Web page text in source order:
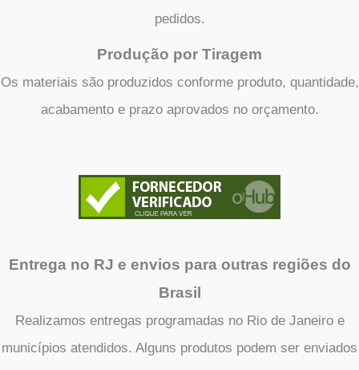
pedidos.
Produção por Tiragem
Os materiais são produzidos conforme produto, quantidade,
acabamento e prazo aprovados no orçamento.
Entrega no RJ e envios para outras regiões do
Brasil
Realizamos entregas programadas no Rio de Janeiro e
municípios atendidos. Alguns produtos podem ser enviados